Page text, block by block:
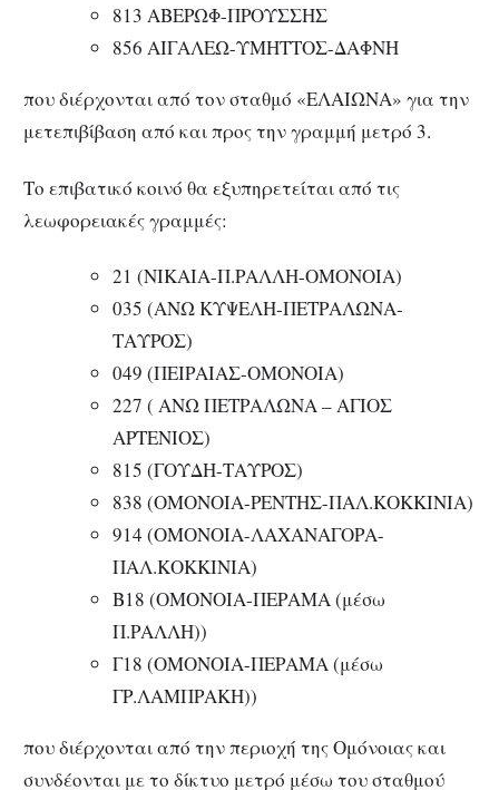
813 ABEΡΩΦ-ΠΡΟΥΣΣΗΣ
856 ΑΙΓΑΛΕΩ-ΥΜΗΤΤΟΣ-ΔΑΦΝΗ
που διέρχονται από τον σταθμό «ΕΛΑΙΩΝΑ» για την
μετεπιβίβαση από και προς την γραμμή μετρό 3.
Το επιβατικό κοινό θα εξυπηρετείται από τις
λεωφορειακές γραμμές:
21 (NIKAIA-Π.ΡΑΛΛΗ-OMONOIA)
035 (ΑΝΩ ΚΥΨΕΛΗ-ΠΕΤΡΑΛΩΝΑ-
ΤΑΥΡΟΣ)
049 (ΠΕΙΡΑΙΑΣ-ΟΜΟΝΟΙΑ)
227 ( ΑΝΩ ΠΕΤΡΑΛΩΝΑ – ΑΓΙΟΣ
ΑΡΤΕΝΙΟΣ)
815 (ΓΟΥΔΗ-ΤΑΥΡΟΣ)
838 (ΟΜΟΝΟΙΑ-ΡΕΝΤΗΣ-ΠΑΛ.ΚΟΚΚΙΝΙΑ)
914 (ΟΜΟΝΟΙΑ-ΛΑΧΑΝΑΓΟΡΑ-
ΠΑΛ.ΚΟΚΚΙΝΙΑ)
Β18 (ΟΜΟΝΟΙΑ-ΠΕΡΑΜΑ (μέσω
Π.ΡΑΛΛΗ))
Γ18 (ΟΜΟΝΟΙΑ-ΠΕΡΑΜΑ (μέσω
ΓΡ.ΛΑΜΠΡΑΚΗ))
που διέρχονται από την περιοχή της Ομόνοιας και
συνδέονται με το δίκτυο μετρό μέσω του σταθμού